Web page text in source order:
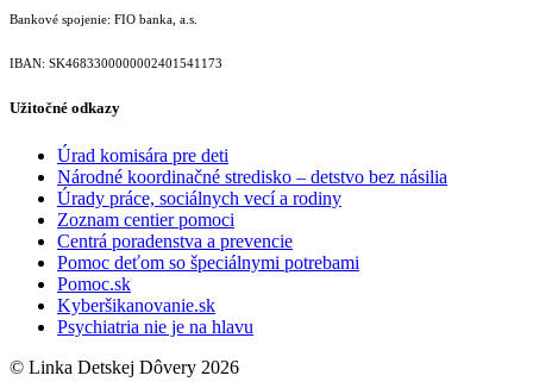
Bankové spojenie: FIO banka, a.s.
IBAN: SK46833000000­02401541173
Užitočné odkazy
Úrad komisára pre deti
Národné koordinačné stredisko – detstvo bez násilia
Úrady práce, sociálnych vecí a rodiny
Zoznam centier pomoci
Centrá poradenstva a prevencie
Pomoc deťom so špeciálnymi potrebami
Pomoc.sk
Kyberšikanovanie.sk
Psychiatria nie je na hlavu
© Linka Detskej Dôvery 2026